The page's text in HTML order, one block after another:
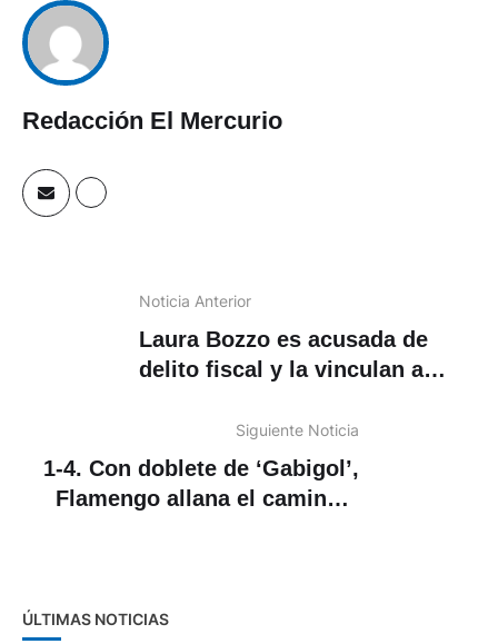
Redacción El Mercurio
Noticia Anterior
Laura Bozzo es acusada de
delito fiscal y la vinculan a
Siguiente Noticia
1-4. Con doblete de ‘Gabigol’,
Flamengo allana el camino a
ÚLTIMAS NOTICIAS